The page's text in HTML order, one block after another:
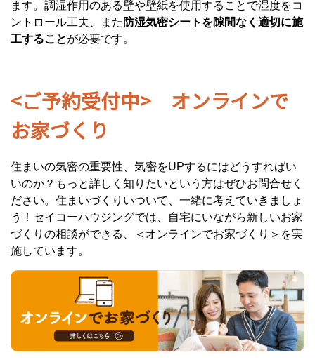
ます。調湿作用のある壁や壁紙を使用することで湿度をコ
ントロール工夫、また 防湿気密シートを隙間なく適切に施
工することが必要です。
<ご予約受付中> オンラインで
お家づくり
住まいの気密の重要性、気密をUPするにはどうすればい
いのか？もっと詳しく知りたいという方はぜひお問合せく
ださい。住まいづくりいついて、一緒に考えていきましょ
う！セイコーハウジングでは、自宅にいながら新しいお家
づくりの相談ができる、＜オンラインでお家づくり＞を実
施しています。